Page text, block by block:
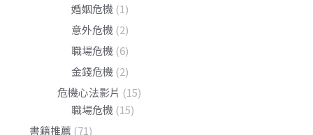
婚姻危機 (1)
意外危機 (2)
職場危機 (6)
金錢危機 (2)
危機心法影片 (15)
職場危機 (15)
書籍推薦 (71)